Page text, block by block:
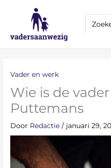
inhoud
naar:
Vader en werk
Wie is de
Puttemans
Door Redactie/ januari 29,
n